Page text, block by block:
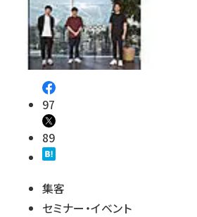
97
89
集客
セミナー・イベント